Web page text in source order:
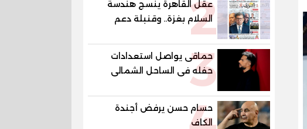
العالمية في مصر ضمن
مشروع «أوجامي» خلال أيام
2
عقل القاهرة ينسج هندسة
السلام بغزة.. وقنبلة دعم
الكهرباء تفجر الموازنة
3
حماقى يواصل استعدادات
حفله فى الساحل الشمالى
الجمعة
حسام حسن يرفض أجندة
الكاف